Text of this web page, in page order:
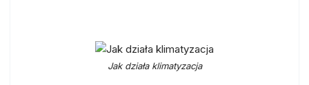
Jak działa klimatyzacja